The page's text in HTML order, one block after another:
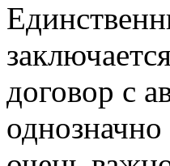
договор с